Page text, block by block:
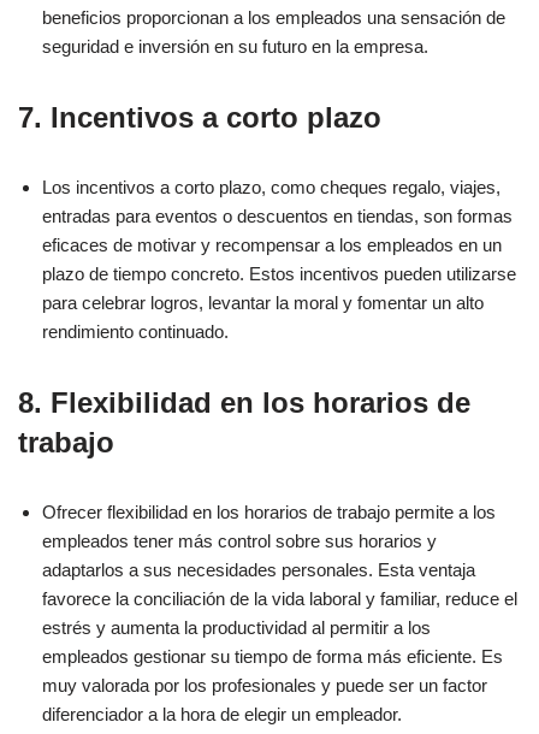
beneficios proporcionan a los empleados una sensación de
seguridad e inversión en su futuro en la empresa.
7. Incentivos a corto plazo
Los incentivos a corto plazo, como cheques regalo, viajes,
entradas para eventos o descuentos en tiendas, son formas
eficaces de motivar y recompensar a los empleados en un
plazo de tiempo concreto. Estos incentivos pueden utilizarse
para celebrar logros, levantar la moral y fomentar un alto
rendimiento continuado.
8. Flexibilidad en los horarios de
trabajo
Ofrecer flexibilidad en los horarios de trabajo permite a los
empleados tener más control sobre sus horarios y
adaptarlos a sus necesidades personales. Esta ventaja
favorece la conciliación de la vida laboral y familiar, reduce el
estrés y aumenta la productividad al permitir a los
empleados gestionar su tiempo de forma más eficiente. Es
muy valorada por los profesionales y puede ser un factor
diferenciador a la hora de elegir un empleador.